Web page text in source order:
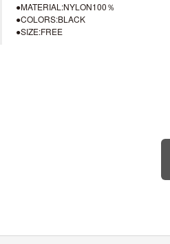
●MATERIAL:NYLON100％
●COLORS:BLACK
●SIZE:FREE